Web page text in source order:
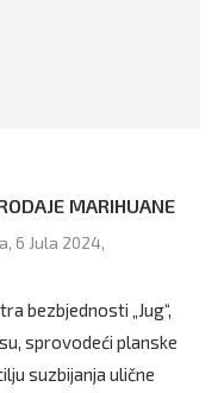
MARIHUANE
6 Jula 2024,
bezbjednosti „Jug“,
sprovodeći planske
suzbijanja ulične